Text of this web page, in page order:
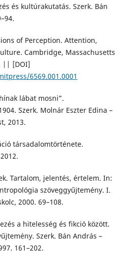
és kultúrakutatás. Szerk. Bán
of Perception. Attention,
Cambridge, Massachusetts
|| [DOI]
6569.001.0001
lábat mosni”.
Szerk. Molnár Eszter Edina –
2013.
társadalomtörténete.
Tartalom, jelentés, értelem. In:
szöveggyűjtemény. I.
2000. 69–108.
a hitelesség és fikció között.
Szerk. Bán András –
161–202.